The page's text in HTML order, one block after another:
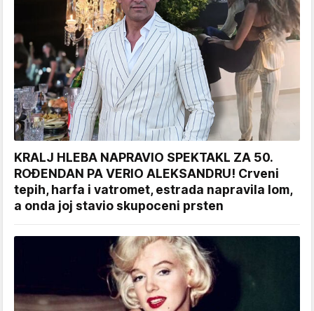
KRALJ HLEBA NAPRAVIO SPEKTAKL ZA 50.
ROĐENDAN PA VERIO ALEKSANDRU! Crveni
tepih, harfa i vatromet, estrada napravila lom,
a onda joj stavio skupoceni prsten